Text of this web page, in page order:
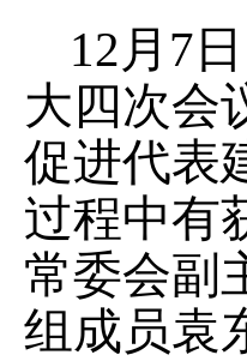
12月7
大四次会
促进代表
过程中有
常委会副
组成员袁